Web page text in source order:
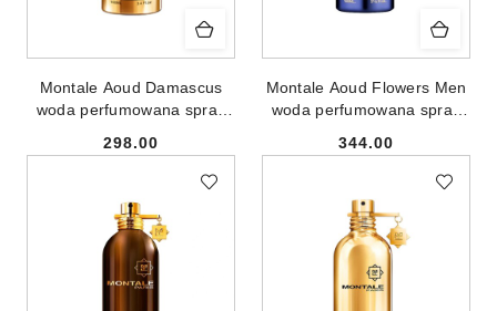
Montale Aoud Damascus
woda perfumowana spray
Cena:
298.00
Montale Aoud Flowers Men
woda perfumowana spray
Cena:
344.00